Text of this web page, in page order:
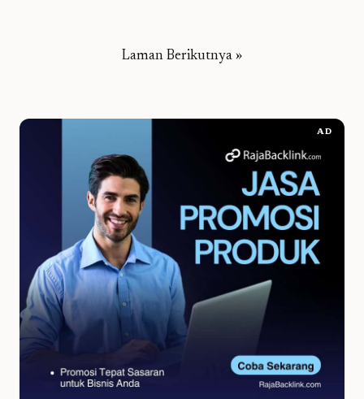
Laman Berikutnya »
AD